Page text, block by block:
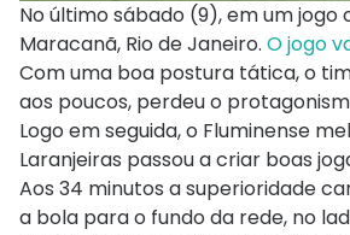
No último sábado (9), em um jogo
Maracanã, Rio de Janeiro. O jogo
Com uma boa postura tática, o
aos poucos, perdeu o
Logo em seguida, o Fluminense
Laranjeiras passou a criar boas
Aos 34 minutos a superioridade
a bola para o fundo da rede, no